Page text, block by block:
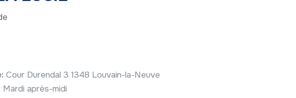
Cour Durendal 3 1348 Louvain-la-Neuve
Mardi après-midi